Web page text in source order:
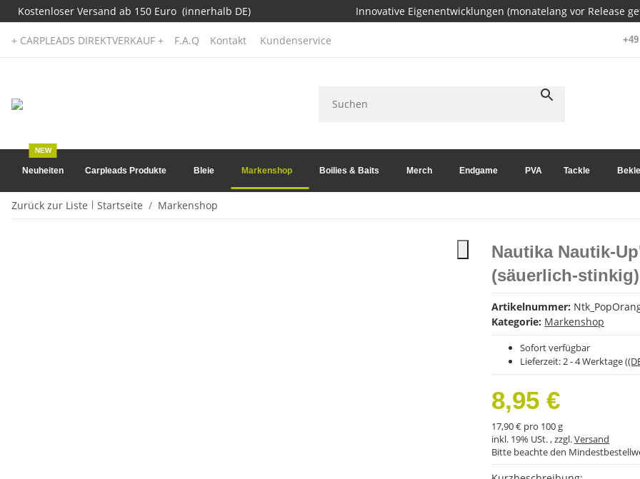
Kostenloser Versand ab 150 Euro (innerhalb DE) Innovative Eigenentwicklungen (monatelang vor Release
+ CARPLEADS DIREKTVERKAUF + F.A.Q Kontakt Kundenservice
Neuheiten
NEW
Carpleads Produkte Bleie Markenshop Boilies & Baits Merch Endgame PVA Tackle
Zurück zur Liste Startseite Markenshop
Nautika Nautik-
(säuerlich-
Artikelnummer:
Kategorie: Markenshop
Sofort verfügbar
Lieferzeit: 2 - 4 Werktage
8,95 €
17,90 € pro 100 g
inkl. 19% USt. , zzgl.Versand
Bitte beachte den